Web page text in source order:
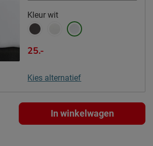
Kleur wit
25.-
Kies alternatief
In winkelwagen